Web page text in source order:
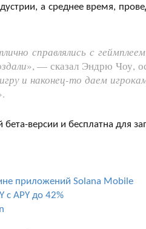
а среднее время,
справлялись с
», — сказал Эндрю Чоу,
и наконец-то даем
бета-версии и бесплатна для
приложений Solana Mobile
с APY до 42%